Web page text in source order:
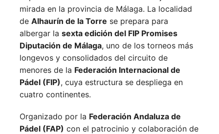
mirada en la provincia de Málaga. La localidad
de Alhaurín de la Torre se prepara para
albergar la sexta edición del FIP Promises
Diputación de Málaga, uno de los torneos más
longevos y consolidados del circuito de
menores de la Federación Internacional de
Pádel (FIP), cuya estructura se despliega en
cuatro continentes.
Organizado por la Federación Andaluza de
Pádel (FAP) con el patrocinio y colaboración de